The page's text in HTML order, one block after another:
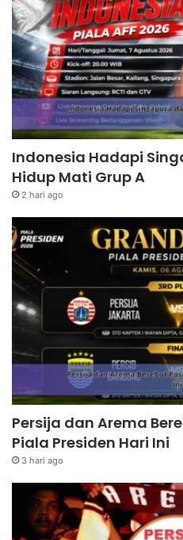
Indonesia Hadapi
Hidup Mati Grup A
2 hari ago
Persija dan Arema
Piala Presiden Hari Ini
3 hari ago